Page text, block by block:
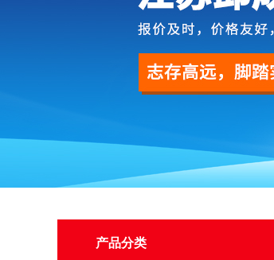
产品分类